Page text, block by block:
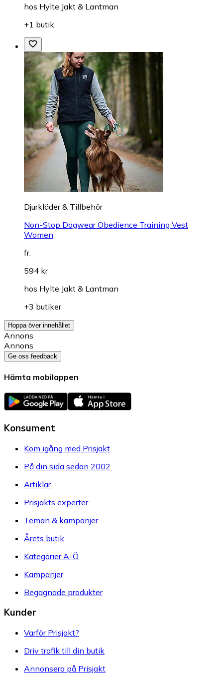
hos Hylte Jakt & Lantman
+1 butik
Djurkläder & Tillbehör
Non-Stop Dogwear Obedience Training Vest
Women
fr.
594 kr
hos Hylte Jakt & Lantman
+3 butiker
Hoppa över innehållet
Annons
Annons
Ge oss feedback
Hämta mobilappen
Konsument
Kom igång med Prisjakt
På din sida sedan 2002
Artiklar
Prisjakts experter
Teman & kampanjer
Årets butik
Kategorier A-Ö
Kampanjer
Begagnade produkter
Kunder
Varför Prisjakt?
Driv trafik till din butik
Annonsera på Prisjakt